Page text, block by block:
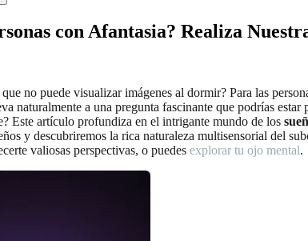
con Afantasia? Realiza
no puede visualizar imágenes al dormir? Para las
naturalmente a una pregunta fascinante que podrías estar
Este artículo profundiza en el intrigante mundo de los
y descubriremos la rica naturaleza multisensorial del
valiosas perspectivas, o puedes explorar tu ojo mental.